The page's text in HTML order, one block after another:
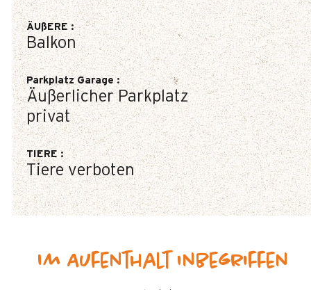
ÄUßERE:
Balkon
Parkplatz Garage:
Äußerlicher Parkplatz
privat
TIERE :
Tiere verboten
Im Aufenthalt inbegriffen